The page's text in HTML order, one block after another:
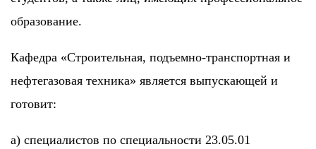
образование.
Кафедра «Строительная, подъемно-транспортная и
нефтегазовая техника» является выпускающей и
готовит:
а) специалистов по специальности 23.05.01